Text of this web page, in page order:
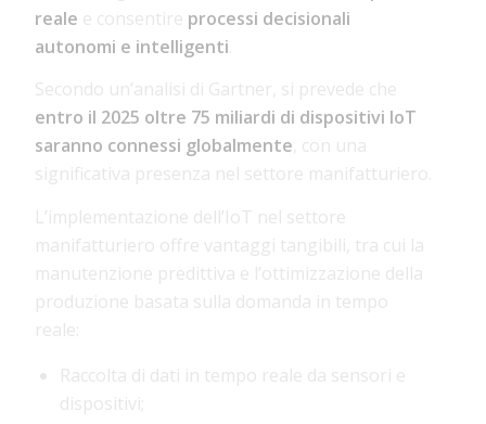
reale e consentire processi decisionali
autonomi e intelligenti
Secondo un’analisi di Gartner , si prevede che
entro il 2025 oltre 75 miliardi di dispositivi IoT
saranno connessi globalmente , con una
significativa presenza nel settore manifatturiero.
L’implementazione dell’IoT nel settore
manifatturiero offre vantaggi tangibili, tra cui la
manutenzione predittiva e l’ottimizzazione della
produzione basata sulla domanda in tempo
reale:
Raccolta di dati in tempo reale da sensori e
dispositivi;